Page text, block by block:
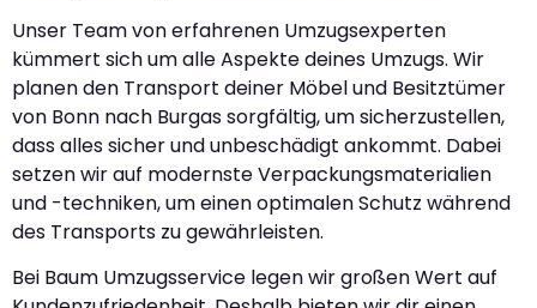
Unser Team von erfahrenen Umzugsexperten
kümmert sich um alle Aspekte deines Umzugs. Wir
planen den Transport deiner Möbel und Besitztümer
von Bonn nach Burgas sorgfältig, um sicherzustellen,
dass alles sicher und unbeschädigt ankommt. Dabei
setzen wir auf modernste Verpackungsmaterialien
und -techniken, um einen optimalen Schutz während
des Transports zu gewährleisten.
Bei Baum Umzugsservice legen wir großen Wert auf